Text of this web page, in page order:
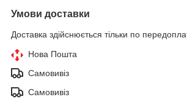
Умови доставки
Доставка здійснюється тільки по
Нова Пошта
Самовивіз
Самовивіз